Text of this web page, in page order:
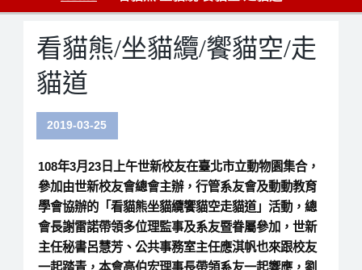
看貓熊/坐貓纜/饗貓空/走
貓道
2019-03-25
108年3月23日上午世新校友在臺北市立動物園集合，
參加由世新校友會總會主辦，行管系友會及動動教育
學會協辦的「看貓熊坐貓纜饗貓空走貓道」活動，總
會長謝雷諾帶領多位理監事及系友暨眷屬參加，世新
主任秘書呂慧芳、公共事務室主任應淇帆也來跟校友